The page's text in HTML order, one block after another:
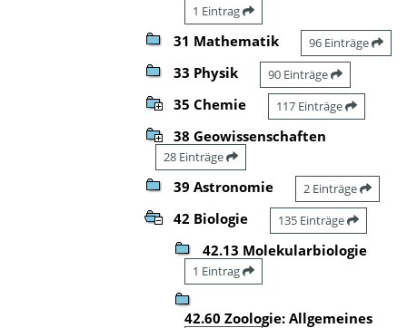
1 Eintrag
31 Mathematik 96 Einträge
33 Physik 90 Einträge
35 Chemie 117 Einträge
38 Geowissenschaften
28 Einträge
39 Astronomie 2 Einträge
42 Biologie 135 Einträge
42.13 Molekularbiologie
1 Eintrag
42.60 Zoologie: Allgemeines